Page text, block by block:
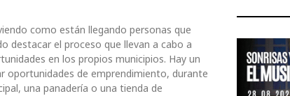
como están llegando personas que
destacar el proceso que llevan a cabo a
en los propios municipios. Hay un
oportunidades de emprendimiento, durante
una panadería o una tienda de